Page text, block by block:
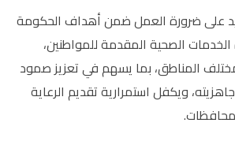
على ضرورة العمل ضمن أهداف الحكومة
الصحية المقدمة للمواطنين،
المناطق، بما يسهم في تعزيز صمود
ويكفل استمرارية تقديم الرعاية